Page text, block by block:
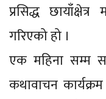
प्रसिद्ध
गरिएको हो ।
एक महिना सम्म
कथावाचन